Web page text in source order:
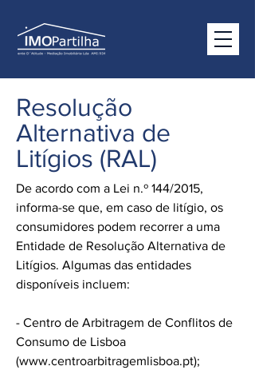
Resolução
Alternativa de
Litígios (RAL)
De acordo com a Lei n.º 144/2015,
informa-se que, em caso de litígio, os
consumidores podem recorrer a uma
Entidade de Resolução Alternativa de
Litígios. Algumas das entidades
disponíveis incluem:
- Centro de Arbitragem de Conflitos de
Consumo de Lisboa
(www.centroarbitragemlisboa.pt);